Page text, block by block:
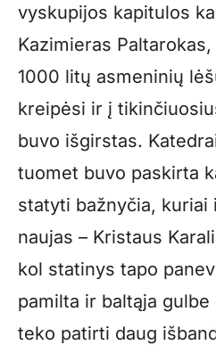
vyskupijos kapitulos
Kazimieras
1000 litų asmeninių
kreipėsi ir į
buvo išgirstas.
tuomet buvo paskirta
statyti bažnyčia, kuriai
naujas – Kristaus
kol statinys tapo
pamilta ir baltąja
teko patirti daug